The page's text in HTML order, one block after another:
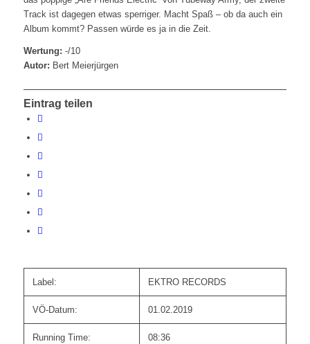
Track ist dagegen etwas sperriger. Macht Spaß – ob da auch ein
Album kommt? Passen würde es ja in die Zeit.
Wertung: -/10
Autor: Bert Meierjürgen
Eintrag teilen
Label: EKTRO RECORDS
VÖ-Datum: 01.02.2019
Running Time: 08:36